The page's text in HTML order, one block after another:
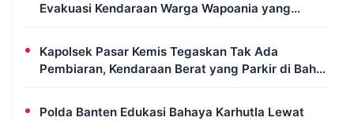
Evakuasi Kendaraan Warga Wapoania yang
Terperosok ke Jurang
Kapolsek Pasar Kemis Tegaskan Tak Ada
Pembiaran, Kendaraan Berat yang Parkir di Bahu
Jalan Langsung Ditertibkan
Polda Banten Edukasi Bahaya Karhutla Lewat